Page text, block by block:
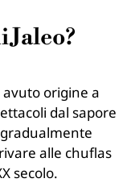
Jaleo?
avuto origine a
dal sapore
alle chuflas
secolo.